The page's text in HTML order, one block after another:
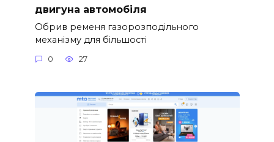
двигуна автомобіля
Обрив ременя газорозподільного
механізму для більшості
0 27